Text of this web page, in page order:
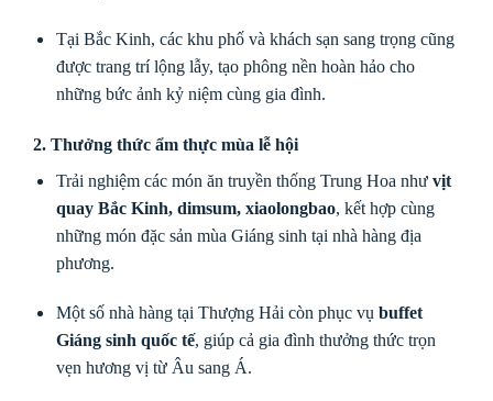
Tại Bắc Kinh, các khu phố và khách sạn sang trọng cũng
được trang trí lộng lẫy, tạo phông nền hoàn hảo cho
những bức ảnh kỷ niệm cùng gia đình.
2. Thưởng thức ẩm thực mùa lễ hội
Trải nghiệm các món ăn truyền thống Trung Hoa như vịt
quay Bắc Kinh, dimsum, xiaolongbao, kết hợp cùng
những món đặc sản mùa Giáng sinh tại nhà hàng địa
phương.
Một số nhà hàng tại Thượng Hải còn phục vụ buffet
Giáng sinh quốc tế, giúp cả gia đình thưởng thức trọn
vẹn hương vị từ Âu sang Á.